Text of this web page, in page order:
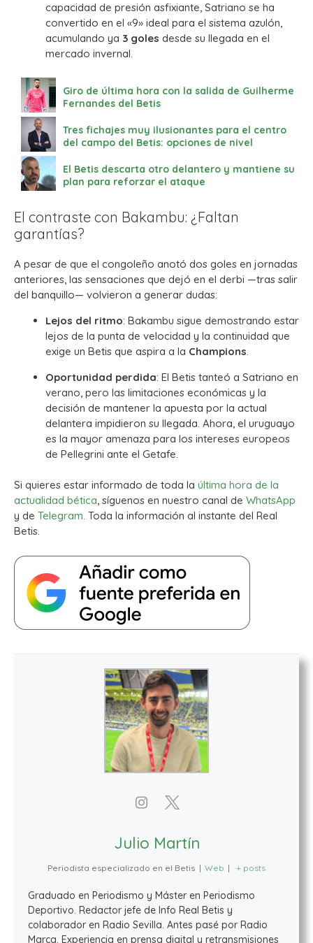
capacidad de presión asfixiante, Satriano se ha
convertido en el «9» ideal para el sistema azulón,
acumulando ya 3 goles desde su llegada en el
mercado invernal.
Giro de última hora con la salida de Guilherme
Fernandes del Betis
Tres fichajes muy ilusionantes para el centro
del campo del Betis: opciones de nivel
El Betis descarta otro delantero y mantiene su
plan para reforzar el ataque
El contraste con Bakambu: ¿Faltan
garantías?
A pesar de que el congoleño anotó dos goles en jornadas
anteriores, las sensaciones que dejó en el derbi —tras salir
del banquillo— volvieron a generar dudas:
Lejos del ritmo: Bakambu sigue demostrando estar
lejos de la punta de velocidad y la continuidad que
exige un Betis que aspira a la Champions.
Oportunidad perdida: El Betis tanteó a Satriano en
verano, pero las limitaciones económicas y la
decisión de mantener la apuesta por la actual
delantera impidieron su llegada. Ahora, el uruguayo
es la mayor amenaza para los intereses europeos
de Pellegrini ante el Getafe.
Si quieres estar informado de toda la última hora de la
actualidad bética, síguenos en nuestro canal de WhatsApp
y de Telegram. Toda la información al instante del Real
Betis.
Julio Martín
Periodista especializado en el Betis | Web | + posts
Graduado en Periodismo y Máster en Periodismo
Deportivo. Redactor jefe de Info Real Betis y
colaborador en Radio Sevilla. Antes pasé por Radio
Marca. Experiencia en prensa digital y retransmisiones